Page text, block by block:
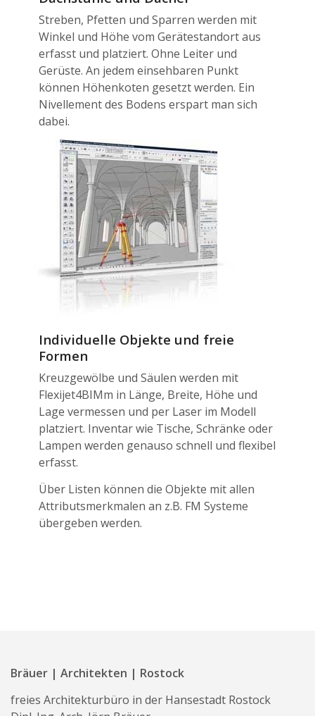
Streben, Pfetten und Sparren werden mit
Winkel und Höhe vom Gerätestandort aus
erfasst und platziert. Ohne Leiter und
Gerüste. An jedem einsehbaren Punkt
können Höhenkoten gesetzt werden. Ein
Nivellement des Bodens erspart man sich
dabei.
Individuelle Objekte und freie
Formen
Kreuzgewölbe und Säulen werden mit
Flexijet4BIMm in Länge, Breite, Höhe und
Lage vermessen und per Laser im Modell
platziert. Inventar wie Tische, Schränke oder
Lampen werden genauso schnell und flexibel
erfasst.
Über Listen können die Objekte mit allen
Attributsmerkmalen an z.B. FM Systeme
übergeben werden.
Bräuer | Architekten | Rostock
freies Architekturbüro in der Hansestadt Rostock